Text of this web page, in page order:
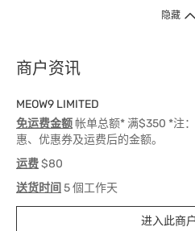
隐藏
商户资讯
MEOW9 LIMITED
免运费金额帐单总额* 满$350 *注
惠、优惠券及运费后的金额。
运费$80
送货时间 5 個工作天
进入此商